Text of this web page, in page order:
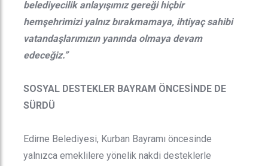
belediyecilik anlayışımız gereği hiçbir
hemşehrimizi yalnız bırakmamaya, ihtiyaç sahibi
vatandaşlarımızın yanında olmaya devam
edeceğiz.”
SOSYAL DESTEKLER BAYRAM ÖNCESİNDE DE
SÜRDÜ
Edirne Belediyesi, Kurban Bayramı öncesinde
yalnızca emeklilere yönelik nakdi desteklerle